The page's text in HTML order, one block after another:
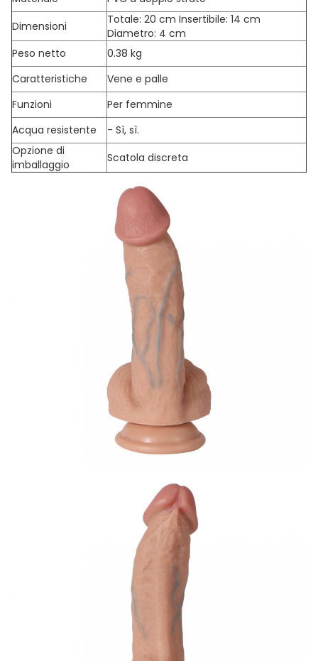
Dimensioni
Totale: 20 cm Insertibile: 14 cm
Diametro: 4 cm
Peso netto
0.38 kg
Caratteristiche
Vene e palle
Funzioni
Per femmine
Acqua resistente
- Sì, sì.
Opzione di
imballaggio
Scatola discreta